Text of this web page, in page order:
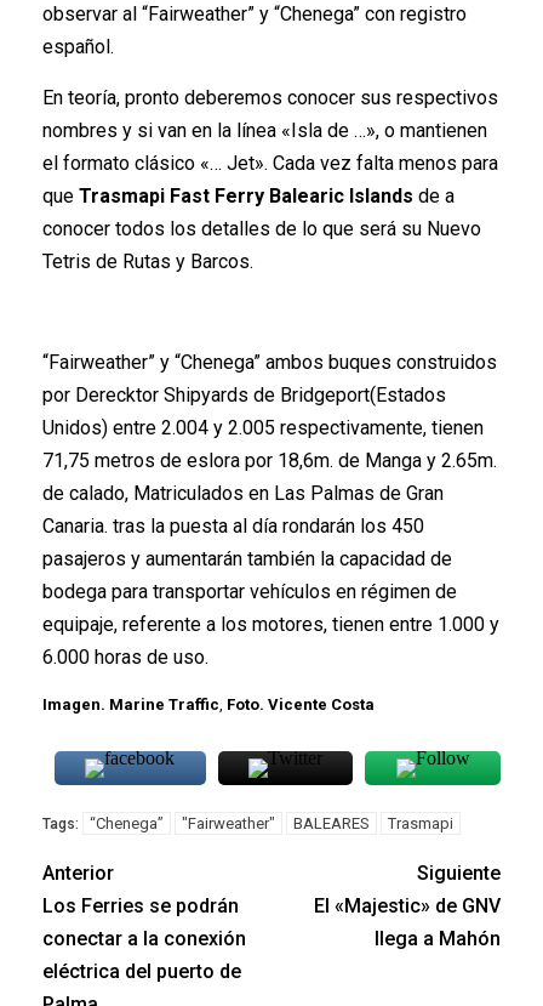
observar al “Fairweather” y “Chenega” con registro
español.
En teoría, pronto deberemos conocer sus respectivos
nombres y si van en la línea «Isla de …», o mantienen
el formato clásico «… Jet». Cada vez falta menos para
que Trasmapi Fast Ferry Balearic Islands de a
conocer todos los detalles de lo que será su Nuevo
Tetris de Rutas y Barcos.
“Fairweather” y “Chenega” ambos buques construidos
por Derecktor Shipyards de Bridgeport(Estados
Unidos) entre 2.004 y 2.005 respectivamente, tienen
71,75 metros de eslora por 18,6m. de Manga y 2.65m.
de calado, Matriculados en Las Palmas de Gran
Canaria. tras la puesta al día rondarán los 450
pasajeros y aumentarán también la capacidad de
bodega para transportar vehículos en régimen de
equipaje, referente a los motores, tienen entre 1.000 y
6.000 horas de uso.
Imagen. Marine Traffic Foto. Vicente Costa
Tags: “Chenega” "Fairweather" BALEARES Trasmapi
Anterior
Los Ferries se podrán
conectar a la conexión
eléctrica del puerto de
Siguiente
El «Majestic» de GNV
llega a Mahón